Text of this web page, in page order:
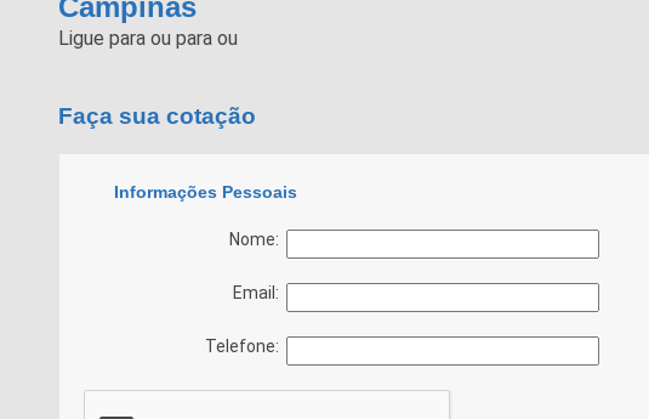
Campinas
Ligue para ou para ou
Faça sua cotação
Informações Pessoais
Nome:
Email:
Telefone: